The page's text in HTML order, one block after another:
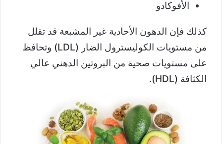
الأفوكادو
كذلك فإن الدهون الأحادية غير المشبعة قد تقلل
من مستويات الكوليسترول الضار (LDL) وتحافظ
على مستويات صحية من البروتين الدهني عالي
الكثافة (HDL).